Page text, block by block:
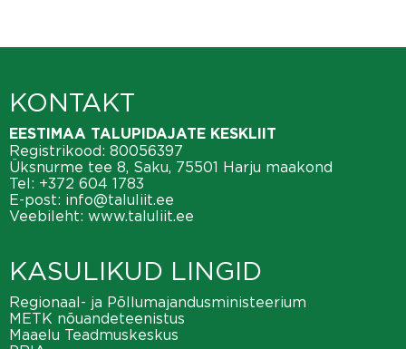
KONTAKT
EESTIMAA TALUPIDAJATE KESKLIIT
Registrikood: 80056397
Üksnurme tee 8, Saku, 75501 Harju maakond
Tel: +372 604 1783
E-post: info@taluliit.ee
Veebileht: www.taluliit.ee
KASULIKUD LINGID
Regionaal- ja Põllumajandusministeerium
METK nõuandeteenistus
Maaelu Teadmuskeskus